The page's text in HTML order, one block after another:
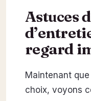
Astuces
regard
Maintenant
choix, voyons